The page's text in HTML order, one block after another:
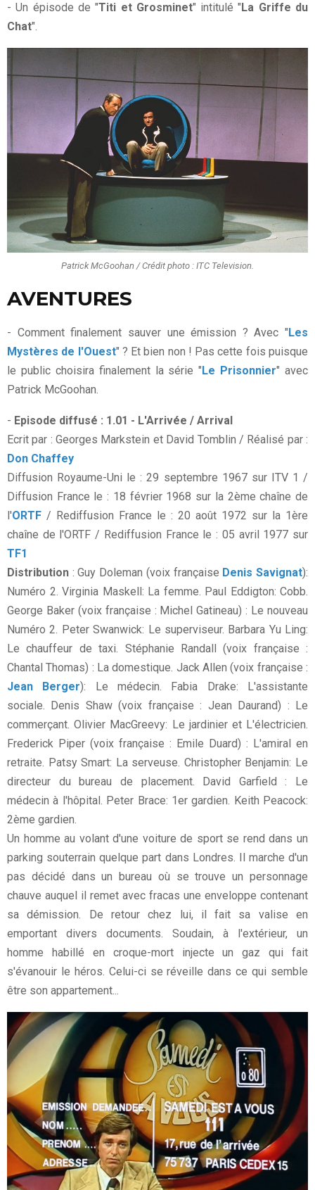
- Un épisode de "Titi et Grosminet" intitulé "La Griffe du
Chat".
Patrick McGoohan / Crédit photo : ITC Television.
AVENTURES
- Comment finalement sauver une émission ? Avec " Les
Mystères de l'Ouest" ? Et bien non ! Pas cette fois puisque
le public choisira finalement la série " Le Prisonnier" avec
Patrick McGoohan.
- Episode diffusé : 1.01 - L'Arrivée / Arrival
Ecrit par : Georges Markstein et David Tomblin / Réalisé par :
Don Chaffey
Diffusion Royaume-Uni le : 29 septembre 1967 sur ITV 1 /
Diffusion France le : 18 février 1968 sur la 2ème chaîne de
l'ORTF / Rediffusion France le : 20 août 1972 sur la 1ère
chaîne de l'ORTF / Rediffusion France le : 05 avril 1977 sur
TF1
Distribution : Guy Doleman (voix française Denis Savignat):
Numéro 2. Virginia Maskell: La femme. Paul Eddigton: Cobb.
George Baker (voix française : Michel Gatineau) : Le nouveau
Numéro 2. Peter Swanwick: Le superviseur. Barbara Yu Ling:
Le chauffeur de taxi. Stéphanie Randall (voix française :
Chantal Thomas) : La domestique. Jack Allen (voix française :
Jean Berger): Le médecin. Fabia Drake: L'assistante
sociale. Denis Shaw (voix française : Jean Daurand) : Le
commerçant. Olivier MacGreevy: Le jardinier et L'électricien.
Frederick Piper (voix française : Emile Duard) : L'amiral en
retraite. Patsy Smart: La serveuse. Christopher Benjamin: Le
directeur du bureau de placement. David Garfield : Le
médecin à l'hôpital. Peter Brace: 1er gardien. Keith Peacock:
2ème gardien.
Un homme au volant d'une voiture de sport se rend dans un
parking souterrain quelque part dans Londres. Il marche d'un
pas décidé dans un bureau où se trouve un personnage
chauve auquel il remet avec fracas une enveloppe contenant
sa démission. De retour chez lui, il fait sa valise en
emportant divers documents. Soudain, à l'extérieur, un
homme habillé en croque-mort injecte un gaz qui fait
s'évanouir le héros. Celui-ci se réveille dans ce qui semble
être son appartement...